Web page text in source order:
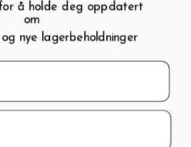
Logg inn Handlevogn
Terrassevarmer
å holde deg oppdatert
om
nye lagerbeholdninger